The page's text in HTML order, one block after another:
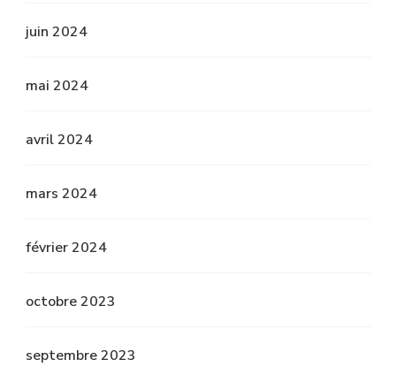
juin 2024
mai 2024
avril 2024
mars 2024
février 2024
octobre 2023
septembre 2023